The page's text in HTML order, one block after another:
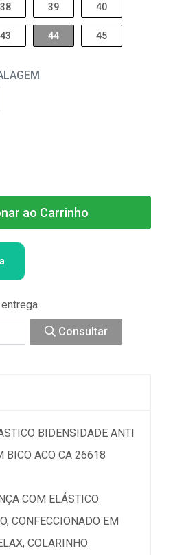
38 39 40
43 44 45
ao Carrinho
Consultar
BIDENSIDADE ANTI
BICO ACO CA 26618
COM ELÁSTICO
CONFECCIONADO EM
COLARINHO